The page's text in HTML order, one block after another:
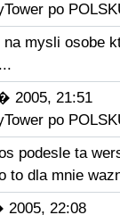
po
mysli osobe
2005, 21:51
po
podesle ta
to dla mnie
22:08